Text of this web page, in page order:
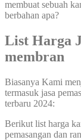
membuat sebuah
berbahan apa?
List Harga
membran
Biasanya Kami
termasuk jasa
terbaru 2024:
Berikut list harga
pemasangan dan